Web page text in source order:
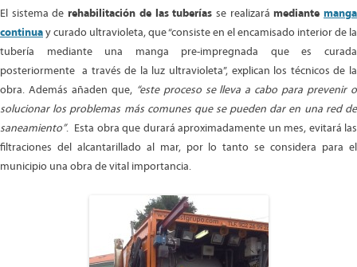
El sistema derehabilitación de las tuberías se realizarámediantemanga
continuay curado ultravioleta, que “consiste en el encamisado interior de la
tubería mediante una manga pre-impregnada que es curada
posteriormente a través de la luz ultravioleta”, explican los técnicos de la
obra. Además añaden que, “este proceso se lleva a cabo para prevenir o
solucionar los problemas más comunes que se pueden dar en una red de
saneamiento”. Esta obra que durará aproximadamente un mes, evitará las
filtraciones del alcantarillado al mar, por lo tanto se considera para el
municipio una obra de vital importancia.